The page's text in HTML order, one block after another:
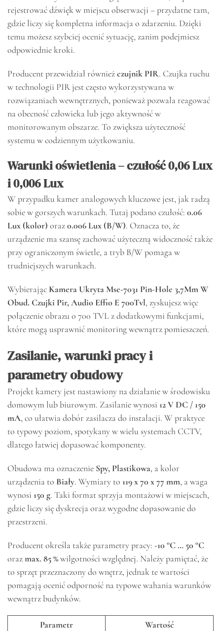
rejestrować dźwięk w miejscu obserwacji – przydatne tam,
gdzie liczy się kompletna informacja o zdarzeniu. Dzięki
temu możesz szybciej ocenić sytuację, zanim podejmiesz
odpowiednie kroki.
Producent przewidział równieżczujnik PIR. Czujka ruchu
w technologii PIR jest często wykorzystywana w
rozwiązaniach wewnętrznych, ponieważ pozwala reagować
na obecność człowieka lub jego aktywność w
monitorowanym obszarze. To zwiększa użyteczność
systemu w codziennym użytkowaniu.
Warunki oświetlenia – czułość 0,06 Lux
i 0,006 Lux
W przypadku kamer analogowych kluczowe jest, jak radzą
sobie w gorszych warunkach. Tutaj podano czułość: 0.06
Lux (kolor) oraz0.006 Lux (B/W). Oznacza to, że
urządzenie ma szansę zachować użyteczną widoczność także
przy ograniczonym świetle, a tryb B/W pomaga w
trudniejszych warunkach.
Wybierając Kamera Ukryta Mse-7031 Pin-Hole 3,7Mm W
Obud. Czujki Pir, Audio Effio E 700Tvl, zyskujesz więc
połączenie obrazu o 700 TVL z dodatkowymi funkcjami,
które mogą usprawnić monitoring wewnątrz pomieszczeń.
Zasilanie, warunki pracy i
parametry obudowy
Projekt kamery jest nastawiony na działanie w środowisku
domowym lub biurowym. Zasilanie wynosi 12 V DC / 150
mA, co ułatwia dobór zasilacza do instalacji. W praktyce
to typowy poziom, spotykany w wielu systemach CCTV,
dlatego łatwiej dopasować komponenty.
Obudowa ma oznaczenie Spy, Plastikowa, a kolor
urządzenia to Biały. Wymiary to 119 x 70 x 77 mm, a waga
wynosi 150 g. Taki format sprzyja montażowi w miejscach,
gdzie liczy się dyskrecja oraz wygodne dopasowanie do
przestrzeni.
Producent określa także parametry pracy: -10 °C … 50 °C
orazmax. 85 %wilgotności względnej. Należy pamiętać, że
to sprzęt przeznaczony do wnętrz, jednak te wartości
pomagają ocenić odporność na typowe wahania warunków
wewnątrz budynków.
Parametr
Wartość